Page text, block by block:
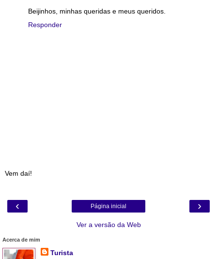
Beijinhos, minhas queridas e meus queridos.
Responder
Vem daí!
‹ ›
Página inicial
Ver a versão da Web
Acerca de mim
Turista